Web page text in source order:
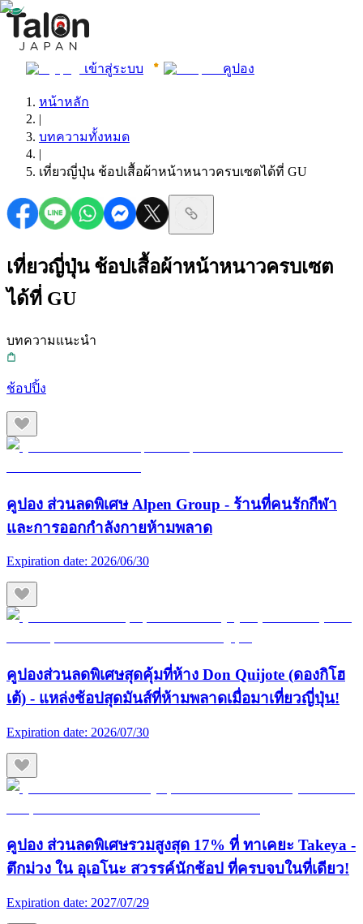
เข้าสู่ระบบ คูปอง
หน้าหลัก
|
บทความทั้งหมด
|
เที่ยวญี่ปุ่น ช้อปเสื้อผ้าหน้าหนาวครบเซตได้ที่ GU
เที่ยวญี่ปุ่น ช้อปเสื้อผ้าหน้าหนาวครบเซต
ได้ที่ GU
บทความแนะนำ
ช้อปปิ้ง
คูปอง ส่วนลดพิเศษ Alpen Group - ร้านที่คนรักกีฬา
และการออกกำลังกายห้ามพลาด
Expiration date: 2026/06/30
คูปองส่วนลดพิเศษสุดคุ้มที่ห้าง Don Quijote (ดองกิโฮ
เต้) - แหล่งช้อปสุดมันส์ที่ห้ามพลาดเมื่อมาเที่ยวญี่ปุ่น!
Expiration date: 2026/07/30
คูปอง ส่วนลดพิเศษรวมสูงสุด 17% ที่ ทาเคยะ Takeya -
ตึกม่วง ใน อุเอโนะ สวรรค์นักช้อป ที่ครบจบในที่เดียว!
Expiration date: 2027/07/29